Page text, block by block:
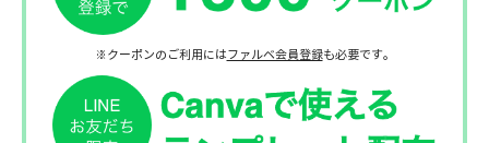
※クーポンのご利用にはファルベ会員登録も必要です。